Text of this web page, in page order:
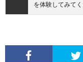
を体験してみてく